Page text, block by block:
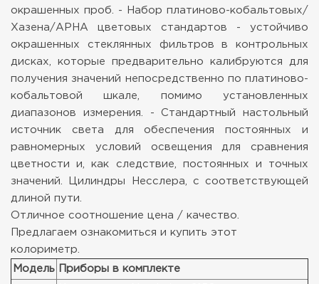
окрашенных проб.
- Набор платиново-кобальтовых/
Хазена/APHA цветовых стандартов - устойчиво
окрашенных стеклянных фильтров в контрольных
дисках, которые предварительно калибруются для
получения значений непосредственно по платиново-
кобальтовой шкале, помимо установленных
диапазонов измерения.
- Стандартный настольный
источник света для обеспечения постоянных и
равномерных условий освещения для сравнения
цветности и, как следствие, постоянных и точных
значений.
Цилиндры Несслера, с соответствующей
длиной пути.
Отличное соотношение цена / качество.
Предлагаем ознакомиться и купить этот
колориметр.
Модель Приборы в комплекте